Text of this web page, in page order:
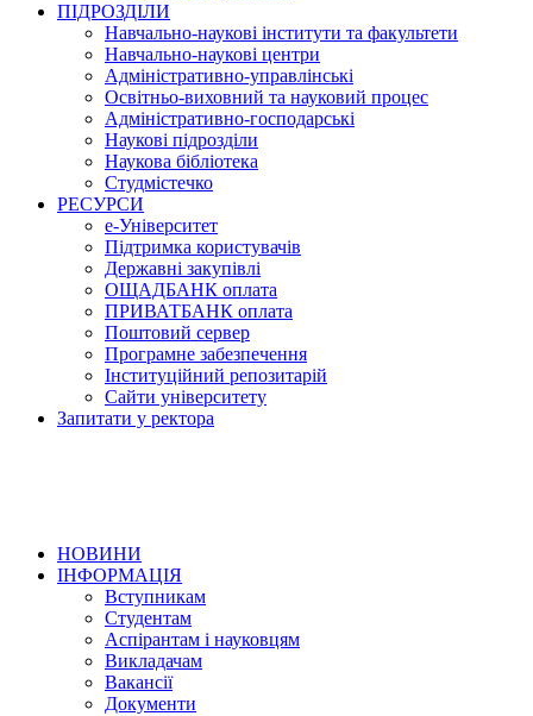
ПІДРОЗДІЛИ
Навчально-наукові інститути та факультети
Навчально-наукові центри
Адміністративно-управлінські
Освітньо-виховний та науковий процес
Адміністративно-господарські
Наукові підрозділи
Наукова бібліотека
Студмістечко
РЕСУРСИ
е-Університет
Підтримка користувачів
Державні закупівлі
ОЩАДБАНК оплата
ПРИВАТБАНК оплата
Поштовий сервер
Програмне забезпечення
Інституційний репозитарій
Сайти університету
Запитати у ректора
НОВИНИ
ІНФОРМАЦІЯ
Вступникам
Студентам
Аспірантам і науковцям
Викладачам
Вакансії
Документи